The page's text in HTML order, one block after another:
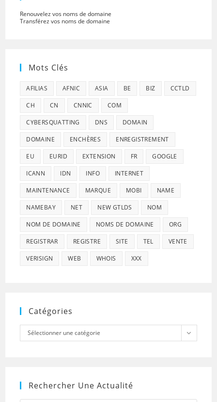
Renouvelez vos noms de domaine
Transférez vos noms de domaine
Mots Clés
AFILIAS AFNIC ASIA BE BIZ CCTLD
CH CN CNNIC COM
CYBERSQUATTING DNS DOMAIN
DOMAINE ENCHÈRES ENREGISTREMENT
EU EURID EXTENSION FR GOOGLE
ICANN IDN INFO INTERNET
MAINTENANCE MARQUE MOBI NAME
NAMEBAY NET NEW GTLDS NOM
NOM DE DOMAINE NOMS DE DOMAINE ORG
REGISTRAR REGISTRE SITE TEL VENTE
VERISIGN WEB WHOIS XXX
Catégories
Catégories
Sélectionner une catégorie
Rechercher Une Actualité